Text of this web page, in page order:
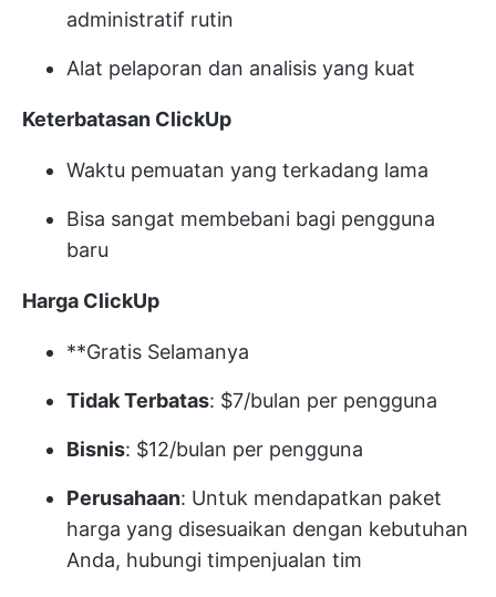
administratif rutin
Alat pelaporan dan analisis yang kuat
Keterbatasan ClickUp
Waktu pemuatan yang terkadang lama
Bisa sangat membebani bagi pengguna
baru
Harga ClickUp
**Gratis Selamanya
Tidak Terbatas: $7/bulan per pengguna
Bisnis: $12/bulan per pengguna
Perusahaan: Untuk mendapatkan paket
harga yang disesuaikan dengan kebutuhan
Anda, hubungi timpenjualan tim